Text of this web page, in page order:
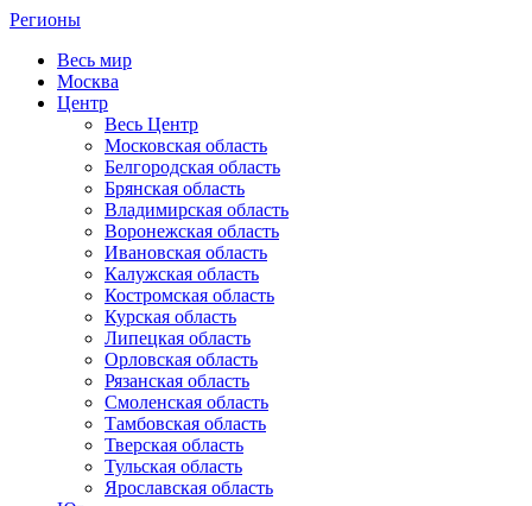
Регионы
Весь мир
Москва
Центр
Весь Центр
Московская область
Белгородская область
Брянская область
Владимирская область
Воронежская область
Ивановская область
Калужская область
Костромская область
Курская область
Липецкая область
Орловская область
Рязанская область
Смоленская область
Тамбовская область
Тверская область
Тульская область
Ярославская область